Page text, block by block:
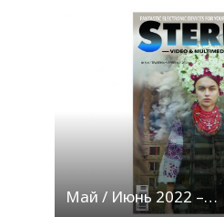
Май / Июнь 2022 –…